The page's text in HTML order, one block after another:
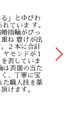
ます。こちら
チナ／AFFLUX
がある「スー
をご準備して
硬度などの比
る」とゆびわ
ていま す。
指輪がぴっ
ね 着けが出
２本に合計
ヤモンドが１
表していま
は表面の当た
、丁寧に宝
た職人技を薬
けます。